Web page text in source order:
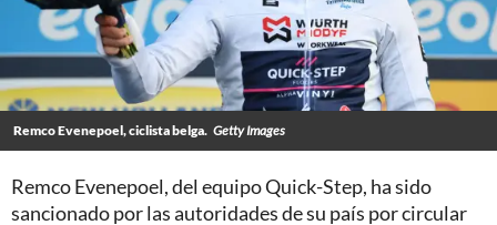
Remco Evenepoel, ciclista belga. Getty Images
Remco Evenepoel, del equipo Quick-Step, ha sido
sancionado por las autoridades de su país por circular